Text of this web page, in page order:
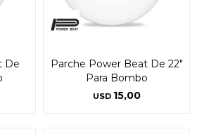
De
Parche Power Beat De 22"
Para Bombo
USD 15,00